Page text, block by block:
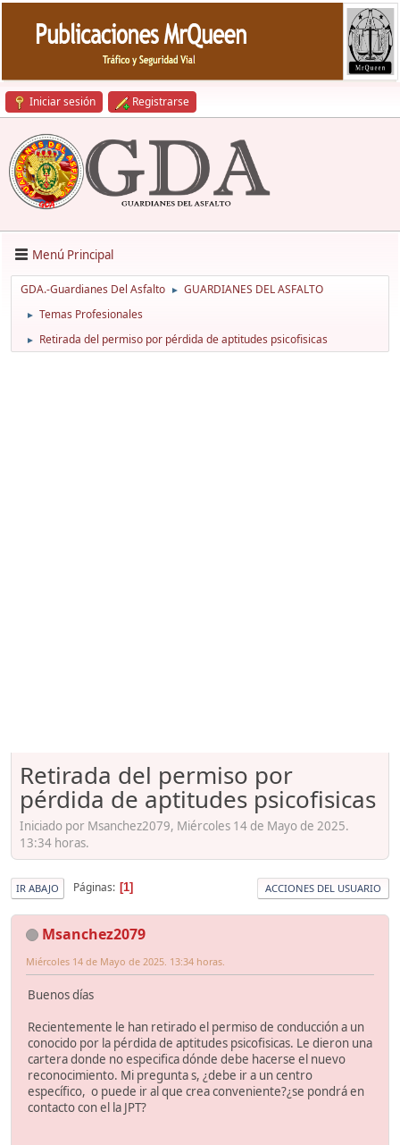
Iniciar sesión Registrarse
Menú Principal
GDA.-Guardianes Del Asfalto ► GUARDIANES DEL ASFALTO
► Temas Profesionales
► Retirada del permiso por pérdida de aptitudes psicofisicas
Retirada del permiso por
pérdida de aptitudes psicofisicas
Iniciado por Msanchez2079, Miércoles 14 de Mayo de 2025.
13:34 horas.
IR ABAJO Páginas 1 ACCIONES DEL USUARIO
Msanchez2079
Miércoles 14 de Mayo de 2025. 13:34 horas.
Buenos días
Recientemente le han retirado el permiso de conducción a un
conocido por la pérdida de aptitudes psicofisicas. Le dieron una
cartera donde no especifica dónde debe hacerse el nuevo
reconocimiento. Mi pregunta s, ¿debe ir a un centro
específico, o puede ir al que crea conveniente?¿se pondrá en
contacto con el la JPT?